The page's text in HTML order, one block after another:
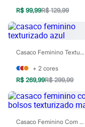
Cintas e Modeladores
Meias
Pijamas
Sutiãs e Tops
Moda praia
Biquínis
Maiôs
Saídas de praia
Personagens
Plus size
Blusas e Camisetas
Calças
Casacos e Jaquetas
R$ 99,99R$ 129,99
Casaco Feminino Texturizado Azul
+ 2 cores
R$ 269,99R$ 299,99
Casaco Feminino Com Bolsos Texturizado Marrom